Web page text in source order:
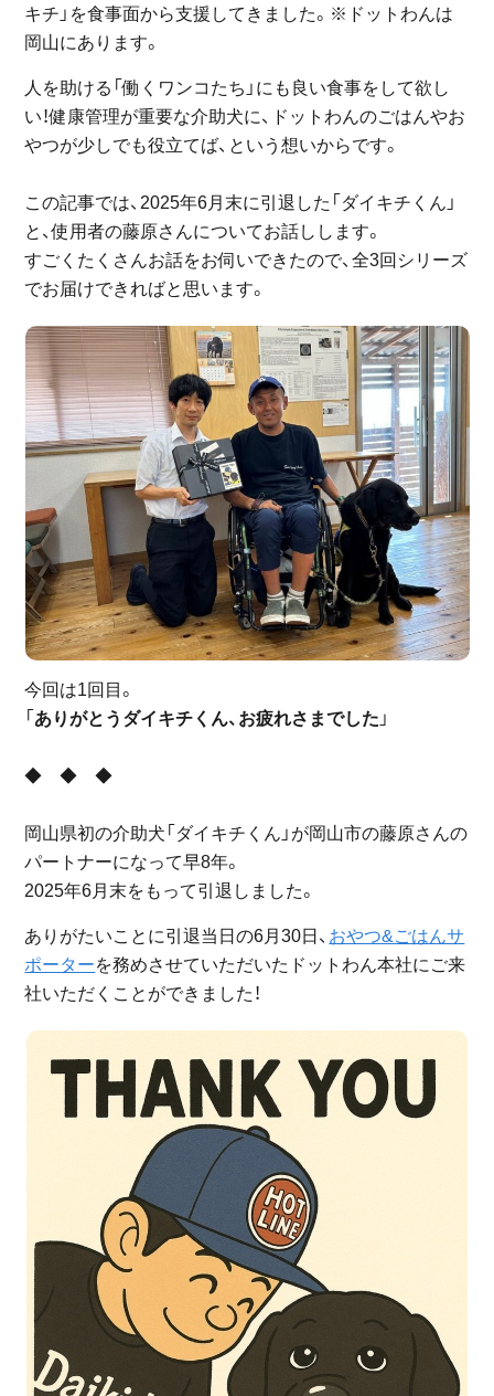
キチ」を食事面から支援してきました。※ドットわんは
岡山にあります。
人を助ける「働くワンコたち」にも良い食事をして欲し
い！健康管理が重要な介助犬に、ドットわんのごはんやお
やつが少しでも役立てば、という想いからです。
この記事では、2025年6月末に引退した「ダイキチくん」
と、使用者の藤原さんについてお話しします。
すごくたくさんお話をお伺いできたので、全3回シリーズ
でお届けできればと思います。
今回は1回目。
「 ありがとうダイキチくん、お疲れさまでした 」
◆ ◆ ◆
岡山県初の介助犬「ダイキチくん」が岡山市の藤原さんの
パートナーになって早8年。
2025年6月末をもって引退しました。
ありがたいことに引退当日の6月30日、 おやつ&ごはんサ
ポーターを務めさせていただいたドットわん本社にご来
社いただくことができました！